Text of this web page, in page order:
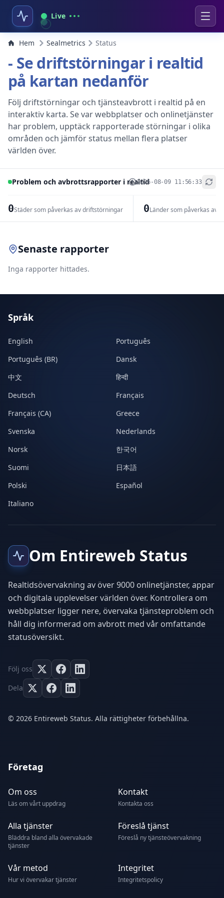
Live
Hem Sealmetrics Status
- Se driftstörningar i realtid
på kartan nedanför
Följ driftstörningar och tjänsteavbrott i realtid på en
interaktiv karta. Se var webbplatser och onlinetjänster
har problem, upptäck rapporterade störningar i olika
områden och jämför status mellan flera platser
världen över.
Problem och avbrottsrapporter i realtid2026-08-09 11:56:33
0Städer som påverkas av driftstörningar 0Länder som påverkas av
+
Senaste rapporter
Inga rapporter hittades.
Språk
English
Português
Português (BR)
Dansk
中文
हिन्दी
Deutsch
Français
Français (CA)
Greece
Svenska
Nederlands
Norsk
한국어
Suomi
日本語
Polski
Español
Italiano
Om Entireweb Status
Realtidsövervakning av över 9000 onlinetjänster, appar
och digitala upplevelser världen över. Kontrollera om
webbplatser ligger nere, övervaka tjänsteproblem och
håll dig informerad om avbrott med vår omfattande
statusöversikt.
Följ oss
Dela
© 2026 Entireweb Status. Alla rättigheter förbehållna.
Företag
Om oss
Läs om vårt uppdrag
Kontakt
Kontakta oss
Alla tjänster
Bläddra bland alla övervakade
tjänster
Föreslå tjänst
Föreslå ny tjänsteövervakning
Vår metod
Hur vi övervakar tjänster
Integritet
Integritetspolicy